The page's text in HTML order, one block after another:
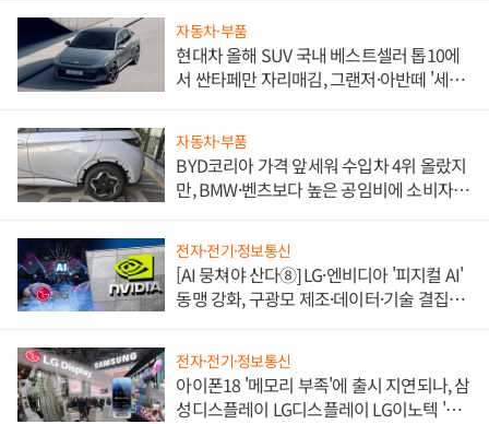
자동차·부품
현대차 올해 SUV 국내 베스트셀러 톱10에
서 싼타페만 자리매김, 그랜저·아반떼 '세단
자동차·부품
BYD코리아 가격 앞세워 수입차 4위 올랐지
만, BMW·벤츠보다 높은 공임비에 소비자
전자·전기·정보통신
[AI 뭉쳐야 산다⑧] LG·엔비디아 '피지컬 AI'
동맹 강화, 구광모 제조·데이터·기술 결집
전자·전기·정보통신
아이폰18 '메모리 부족'에 출시 지연되나, 삼
성디스플레이 LG디스플레이 LG이노텍 '탈